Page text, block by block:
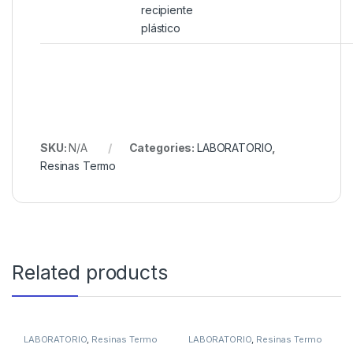
recipiente
plástico
SKU:N/A Categories: LABORATORIO
Resinas Termo
Related products
LABORATORIO Resinas Termo LABORATORIO Resinas Termo